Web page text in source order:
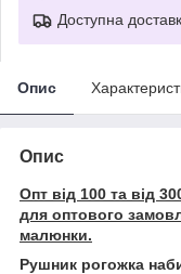
Доступна
Опис
Опис
Опт від 100 та від
для оптового
малюнки.
Рушник рогожка